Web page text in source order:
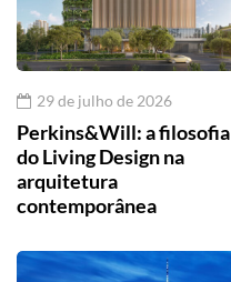
29 de julho de 2026
Perkins&Will: a filosofia
do Living Design na
arquitetura
contemporânea